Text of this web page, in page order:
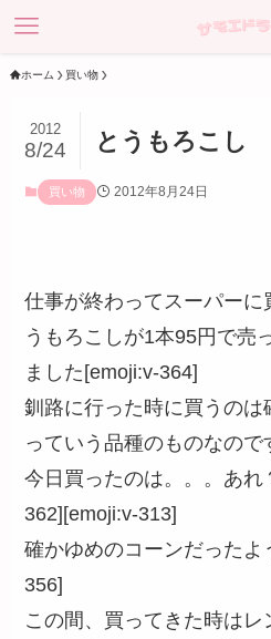
ホーム 買い物
とうもろこし
2012
8/24
買い物 2012年8月24日
仕事が終わってスーパーに
うもろこしが1本95円で売
ました[emoji:v-364]
釧路に行った時に買うのは
っていう品種のものなので
今日買ったのは。。。あ
362][emoji:v-313]
確かゆめのコーンだった
356]
この間、買ってきた時は